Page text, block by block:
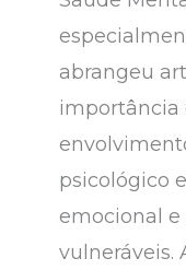
abrangeu
importância
psicológico
emocional
vulneráveis.